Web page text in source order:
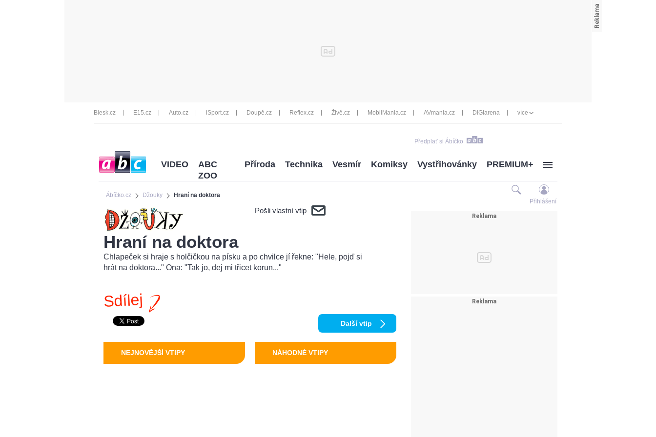
Blesk.cz E15.cz Auto.cz iSport.cz Doupě.cz Reflex.cz Živě.cz MobilMania.cz AVmania.cz DIGIarena více
Předplať si Ábíčko
Ábíčko.cz Džouky Hraní na doktora
VIDEO
ABC
ZOO
Příroda Technika Vesmír Komiksy Vystřihovánky PREMIUM+
Přihlášení
Pošli vlastní vtip
Hraní na doktora
Chlapeček si hraje s holčičkou na písku a po chvilce jí řekne: "Hele, pojď si
hrát na doktora..." Ona: "Tak jo, dej mi třicet korun..."
Sdílej
Další vtip
NEJNOVĚJŠÍ VTIPY NÁHODNÉ VTIPY